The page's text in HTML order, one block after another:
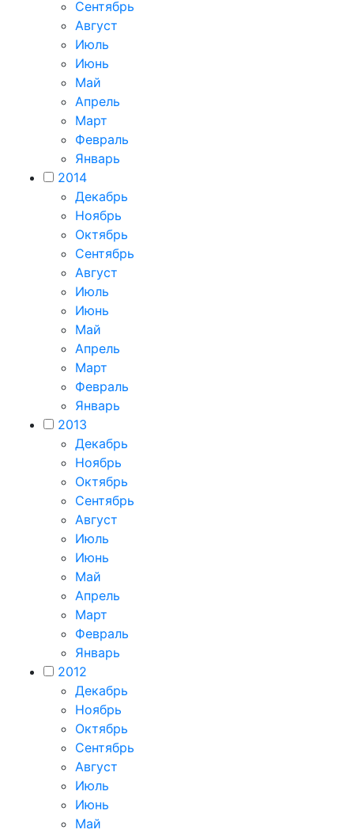
Сентябрь
Август
Июль
Июнь
Май
Апрель
Март
Февраль
Январь
2014
Декабрь
Ноябрь
Октябрь
Сентябрь
Август
Июль
Июнь
Май
Апрель
Март
Февраль
Январь
2013
Декабрь
Ноябрь
Октябрь
Сентябрь
Август
Июль
Июнь
Май
Апрель
Март
Февраль
Январь
2012
Декабрь
Ноябрь
Октябрь
Сентябрь
Август
Июль
Июнь
Май